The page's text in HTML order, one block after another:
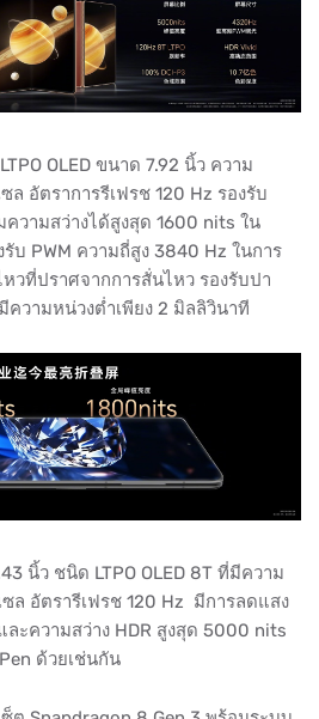
OLED ขนาด 7.92 นิ้ว ความ
ล อัตราการรีเฟรช 120 Hz รองรับ
ความสว่างได้สูงสุด 1600 nits ใน
PWM ความถี่สูง 3840 Hz ในการ
วที่ปราศจากการสั่นไหว รองรับปา
วามหน่วงต่ำเพียง 2 มิลลิวินาที
นิ้ว ชนิด LTPO OLED 8T ที่มีความ
ซล อัตรารีเฟรช 120 Hz มีการลดแสง
ละความสว่าง HDR สูงสุด 5000 nits
ด้วยเช่นกัน